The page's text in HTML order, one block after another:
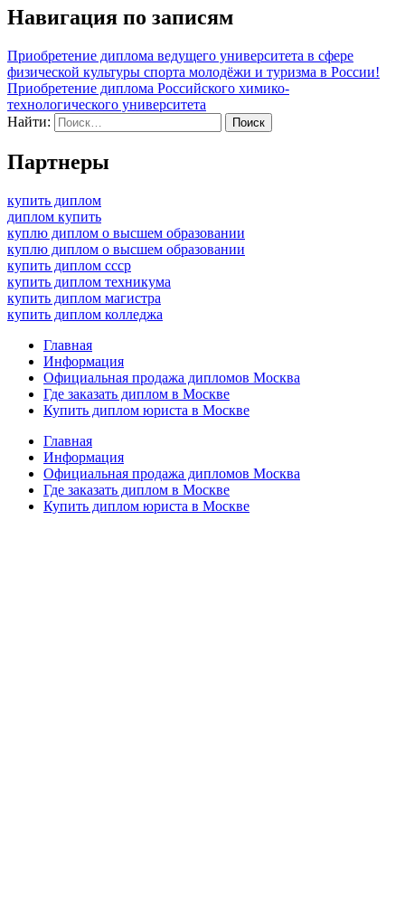
Навигация по записям
Приобретение диплома ведущего университета в сфере
физической культуры спорта молодёжи и туризма в России!
Приобретение диплома Российского химико-
технологического университета
Найти:
Партнеры
купить диплом
диплом купить
куплю диплом о высшем образовании
куплю диплом о высшем образовании
купить диплом ссср
купить диплом техникума
купить диплом магистра
купить диплом колледжа
Главная
Информация
Официальная продажа дипломов Москва
Где заказать диплом в Москве
Купить диплом юриста в Москве
Главная
Информация
Официальная продажа дипломов Москва
Где заказать диплом в Москве
Купить диплом юриста в Москве